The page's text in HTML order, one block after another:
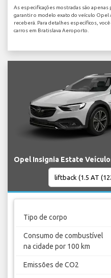
As especificações mostradas são
garantir o modelo exato do veículo Opel
receberá. Para detalhes específicos,
carros em Bratislava Aeroporto.
Opel Insignia Estate
Tipo de corpo
Consumo de combustível
na cidade por 100 km
Emissões de CO2